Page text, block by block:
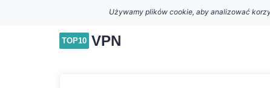
Używamy plików cookie, aby analizować
TOP10 VPN